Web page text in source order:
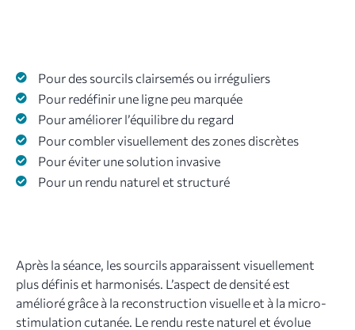
Pour des sourcils clairsemés ou irréguliers
Pour redéfinir une ligne peu marquée
Pour améliorer l’équilibre du regard
Pour combler visuellement des zones discrètes
Pour éviter une solution invasive
Pour un rendu naturel et structuré
Après la séance, les sourcils apparaissent visuellement
plus définis et harmonisés. L’aspect de densité est
amélioré grâce à la reconstruction visuelle et à la micro-
stimulation cutanée. Le rendu reste naturel et évolue